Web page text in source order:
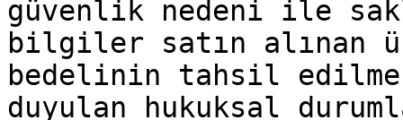
güvenlik nedeni ile
bilgiler satın alınan
bedelinin tahsil
duyulan hukuksal